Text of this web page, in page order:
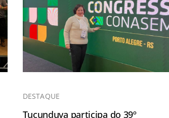
DESTAQUE
Tucunduva participa do 39º